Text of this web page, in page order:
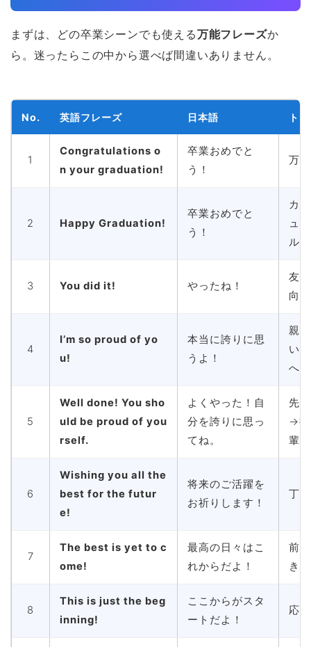
まずは、どの卒業シーンでも使える万能フレーズか
ら。迷ったらこの中から選べば間違いありません。
No. 英語フレーズ 日本語 ト
1
Congratulations o
n your graduation!
卒業おめでと
う！
万能
2 Happy Graduation!
卒業おめでと
う！
カジ
ュア
ル
3 You did it! やったね！
友達
向け
4
I’m so proud of yo
u!
本当に誇りに思
うよ！
親し
い人
へ
5
Well done! You sho
uld be proud of you
rself.
よくやった！自
分を誇りに思っ
てね。
先輩
→後
輩
6
Wishing you all the
best for the futur
e!
将来のご活躍を
お祈りします！
丁寧
7
The best is yet to c
ome!
最高の日々はこ
れからだよ！
前向
き
8
This is just the beg
inning!
ここからがスタ
ートだよ！
応援